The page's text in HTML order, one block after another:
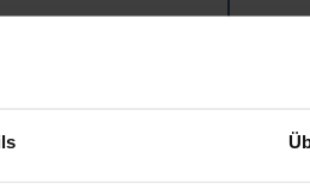
von der Lieferadresse kann die
Zur Wunschliste hinzufügen